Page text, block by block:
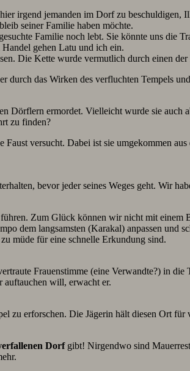
irgend jemanden im Dorf zu beschuldigen,
seiner Familie haben möchte.
Familie noch lebt. Sie könnte uns die
gehen Latu und ich ein.
Die Kette wurde vermutlich durch einen
das Wirken des verfluchten Tempels
Dörflern ermordet. Vielleicht wurde sie auch
zu finden?
versucht. Dabei ist sie umgekommen
bevor jeder seines Weges geht. Wir
Zum Glück können wir nicht mit einem
dem langsamsten (Karakal) anpassen und
müde für eine schnelle Erkundung sind.
Frauenstimme (eine Verwandte?) in
auftauchen will, erwacht er.
zu erforschen. Die Jägerin hält diesen Ort
Dorfgibt! Nirgendwo sind